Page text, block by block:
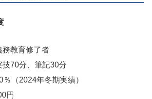
務教育修了者
技70分、筆記30分
（2024年冬期実績）
円